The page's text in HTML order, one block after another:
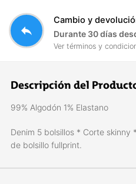
reply
Cambio y
Durante 30 días
Ver términos y
Descripción del
99% Algodón 1% Elastano
Denim 5 bolsillos * Corte skinny
de bolsillo fullprint.